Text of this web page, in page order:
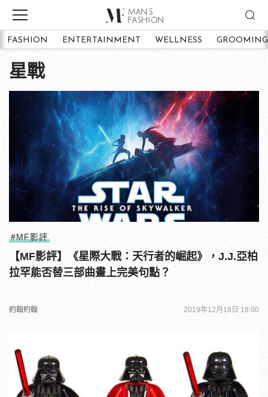
FASHION ENTERTAINMENT WELLNESS GROOMING
星戰
#MF影評
【MF影評】《星際大戰：天行者的崛起》，J.J.亞柏
拉罕能否替三部曲畫上完美句點？
約翰約翰 2019年12月18日 18:00